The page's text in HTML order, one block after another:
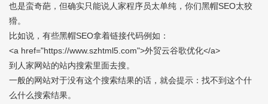
也是蛮奇葩，但确实只能说人家程序员太单纯，你们黑帽SEO太狡
猾。
比如说，有些黑帽SEO拿着链接代码例如：
<a href="https://www.szhtml5.com">外贸云谷歌优化</a>
到人家网站的站内搜索里面去搜。
一般的网站对于没有这个搜索结果的话，就会提示：找不到这个什
么什么搜索结果。